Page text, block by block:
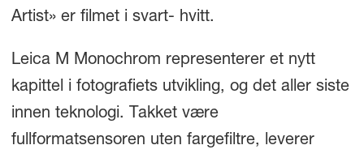
Artist» er filmet i svart- hvitt.
Leica M Monochrom representerer et nytt
kapittel i fotografiets utvikling, og det aller siste
innen teknologi. Takket være
fullformatsensoren uten fargefiltre, leverer